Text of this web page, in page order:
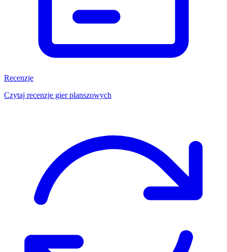
Recenzje
Czytaj recenzje gier planszowych